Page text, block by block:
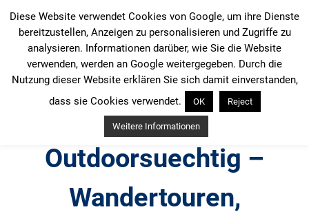
Inhalt
springen
Outdoorsuechtig –
Wandertouren,
Diese Website verwendet Cookies von Google, um ihre Dienste
bereitzustellen, Anzeigen zu personalisieren und Zugriffe zu
analysieren. Informationen darüber, wie Sie die Website
verwenden, werden an Google weitergegeben. Durch die
Nutzung dieser Website erklären Sie sich damit einverstanden,
dass sie Cookies verwendet.
OK Reject
Weitere Informationen